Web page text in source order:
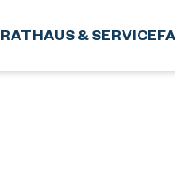
RATHAUS & SERVICE